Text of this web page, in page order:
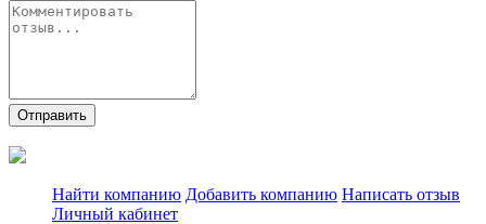
Отправить
Найти компанию Добавить компанию Написать отзыв
Личный кабинет